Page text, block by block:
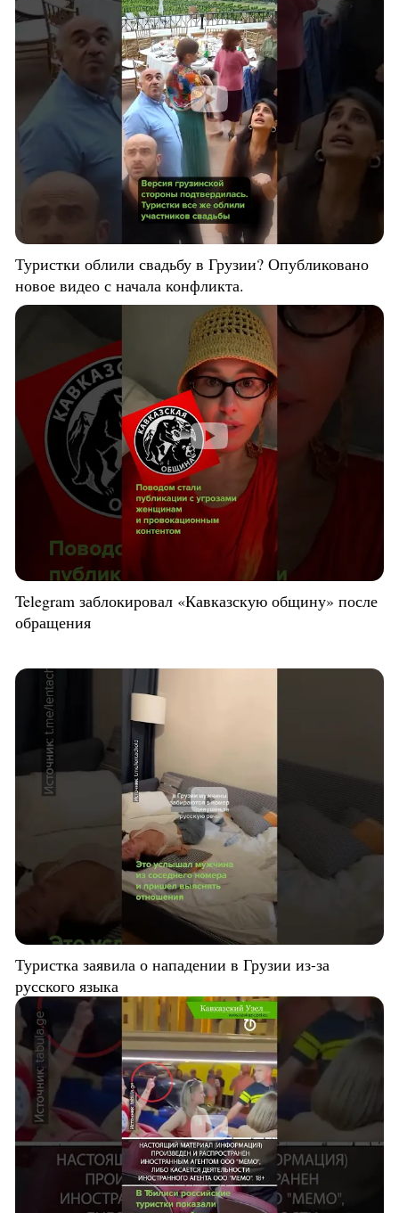
Туристки облили свадьбу в Грузии? Опубликовано
новое видео с начала конфликта.
Telegram заблокировал «Кавказскую общину» после
обращения
Туристка заявила о нападении в Грузии из-за
русского языка